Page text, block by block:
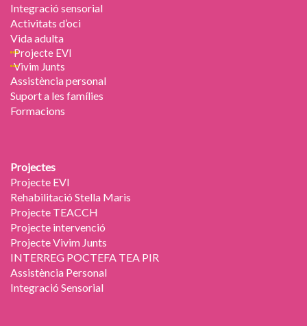
Integració sensorial
Activitats d’oci
Vida adulta
Projecte EVI
Vivim Junts
Assistència personal
Suport a les famílies
Formacions
Projectes
Projecte EVI
Rehabilitació Stella Maris
Projecte TEACCH
Projecte intervenció
Projecte Vivim Junts
INTERREG POCTEFA TEA PIR
Assistència Personal
Integració Sensorial